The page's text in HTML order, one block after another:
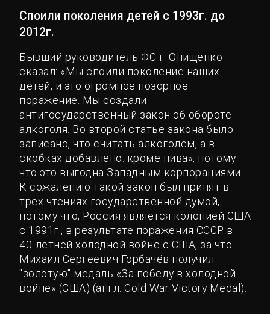
Споили поколения детей с 1993г. до
2012г.
Бывший руководитель ФС г. Онищенко
сказал: «Мы споили поколение наших
детей, и это огромное позорное
поражение. Мы создали
антигосударственный закон об обороте
алкоголя. Во второй статье закона было
записано, что считать алкоголем, а в
скобках добавлено: кроме пива», потому
что это выгодна Западным корпорациями.
К сожалению такой закон был принят в
трех чтениях государственной думой,
потому что, Россия является колонией США
с 1991г., в результате поражения СССР в
40-летней холодной войне с США, за что
Михаил Сергеевич Горбачёв получил
"золотую" медаль «За победу в холодной
войне» (США) (англ. Cold War Victory Medal).